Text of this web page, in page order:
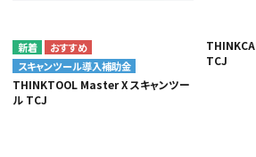
スキャンツール導入補助金
THINKTOOL Master X スキャンツー
ル TCJ
TCJ